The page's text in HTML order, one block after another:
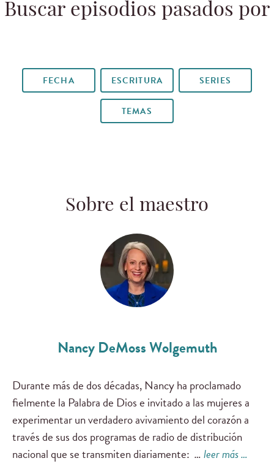
Buscar episodios pasados por
FECHA ESCRITURA SERIES
TEMAS
Sobre el maestro
Nancy DeMoss Wolgemuth
Durante más de dos décadas, Nancy ha proclamado
fielmente la Palabra de Dios e invitado a las mujeres a
experimentar un verdadero avivamiento del corazón a
través de sus dos programas de radio de distribución
nacional que se transmiten diariamente: …leer más …